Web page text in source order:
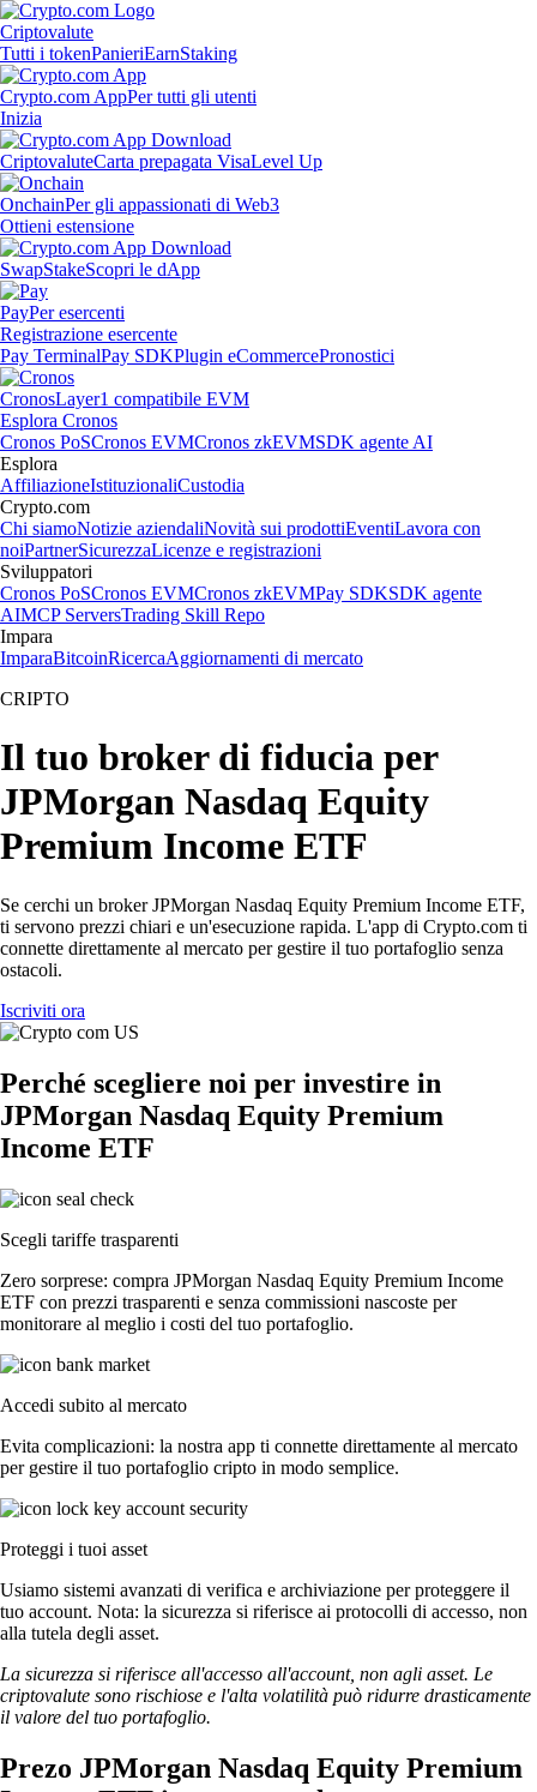
Criptovalute
Tutti i tokenPanieriEarnStaking
Crypto.com AppPer tutti gli utenti
Inizia
CriptovaluteCarta prepagata VisaLevel Up
OnchainPer gli appassionati di Web3
Ottieni estensione
SwapStakeScopri le dApp
PayPer esercenti
Registrazione esercente
Pay TerminalPay SDKPlugin eCommercePronostici
CronosLayer1 compatibile EVM
Esplora Cronos
Cronos PoSCronos EVMCronos zkEVMSDK agente AI
Esplora
AffiliazioneIstituzionaliCustodia
Crypto.com
Chi siamoNotizie aziendaliNovità sui prodottiEventiLavora con
noiPartnerSicurezzaLicenze e registrazioni
Sviluppatori
Cronos PoSCronos EVMCronos zkEVMPay SDKSDK agente
AIMCP ServersTrading Skill Repo
Impara
ImparaBitcoinRicercaAggiornamenti di mercato
CRIPTO
Il tuo broker di fiducia per
JPMorgan Nasdaq Equity
Premium Income ETF
Se cerchi un broker JPMorgan Nasdaq Equity Premium Income ETF,
ti servono prezzi chiari e un'esecuzione rapida. L'app di Crypto.com ti
connette direttamente al mercato per gestire il tuo portafoglio senza
ostacoli.
Iscriviti ora
Perché scegliere noi per investire in
JPMorgan Nasdaq Equity Premium
Income ETF
Scegli tariffe trasparenti
Zero sorprese: compra JPMorgan Nasdaq Equity Premium Income
ETF con prezzi trasparenti e senza commissioni nascoste per
monitorare al meglio i costi del tuo portafoglio.
Accedi subito al mercato
Evita complicazioni: la nostra app ti connette direttamente al mercato
per gestire il tuo portafoglio cripto in modo semplice.
Proteggi i tuoi asset
Usiamo sistemi avanzati di verifica e archiviazione per proteggere il
tuo account. Nota: la sicurezza si riferisce ai protocolli di accesso, non
alla tutela degli asset.
La sicurezza si riferisce all'accesso all'account, non agli asset. Le
criptovalute sono rischiose e l'alta volatilità può ridurre drasticamente
il valore del tuo portafoglio.
Prezo JPMorgan Nasdaq Equity Premium